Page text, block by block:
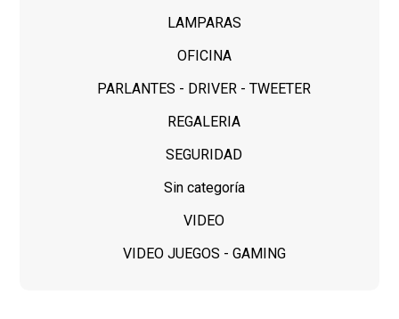
LAMPARAS
OFICINA
PARLANTES - DRIVER - TWEETER
REGALERIA
SEGURIDAD
Sin categoría
VIDEO
VIDEO JUEGOS - GAMING